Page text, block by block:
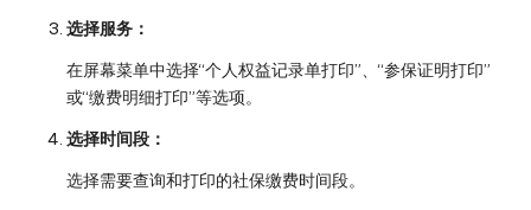
选择服务：
在屏幕菜单中选择“个人权益记录单打印”、“参保证明打印”
或“缴费明细打印”等选项。
选择时间段：
选择需要查询和打印的社保缴费时间段。